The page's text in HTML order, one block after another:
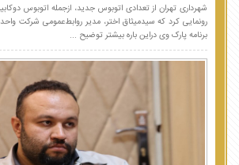
شهرداری تهران از تعدادی اتوبوس جدید، ازجمله اتوبوس
رونمایی کرد که سیدمیثاق اختر، مدیر روابط‌عمومی شرکت
برنامه پارک وی دراین باره بیشتر توضیح ...